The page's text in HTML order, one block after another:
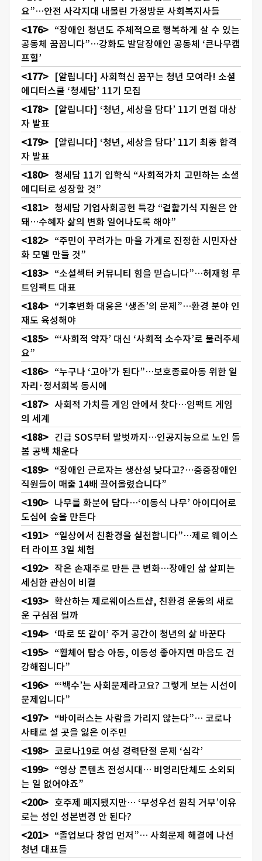
요”…안전 사각지대 내몰린 가정방문 사회복지사들
“장애인 청년도 주체적으로 행복하게 살 수 있는
공동체 꿈꿉니다”…강화도 발달장애인 공동체 ‘큰나무캠
프힐’
[알립니다] 사회혁신 꿈꾸는 청년 모여라! 소셜
에디터스쿨 ‘청세담’ 11기 모집
[알립니다] ‘청년, 세상을 담다’ 11기 면접 대상
자 발표
[알립니다] ‘청년, 세상을 담다’ 11기 최종 합격
자 발표
청세담 11기 입학식 “사회적가치 고민하는 소셜
에디터로 성장할 것”
청세담 기업사회공헌 특강 “겉핥기식 지원은 안
돼…수혜자 삶의 변화 일어나도록 해야”
“주민이 꾸려가는 마을 가게로 진정한 시민자산
화 모델 만들 것”
“소셜섹터 커뮤니티 힘을 믿습니다”…허재형 루
트임팩트 대표
“기후변화 대응은 ‘생존’의 문제”…환경 분야 인
재도 육성해야
“‘사회적 약자’ 대신 ‘사회적 소수자’로 불러주세
요”
“누구나 ‘고아’가 된다”…보호종료아동 위한 일
자리·정서회복 동시에
사회적 가치를 게임 안에서 찾다…임팩트 게임
의 세계
긴급 SOS부터 말벗까지…인공지능으로 노인 돌
봄 공백 채운다
“장애인 근로자는 생산성 낮다고?…중증장애인
직원들이 매출 14배 끌어올렸습니다”
나무를 화분에 담다…‘이동식 나무’ 아이디어로
도심에 숲을 만든다
“일상에서 친환경을 실천합니다”…제로 웨이스
터 라이프 3일 체험
작은 손재주로 만든 큰 변화…장애인 삶 살피는
세심한 관심이 비결
확산하는 제로웨이스트샵, 친환경 운동의 새로
운 구심점 될까
‘따로 또 같이’ 주거 공간이 청년의 삶 바꾼다
“휠체어 탑승 아동, 이동성 좋아지면 마음도 건
강해집니다”
“‘백수’는 사회문제라고요? 그렇게 보는 시선이
문제입니다”
“바이러스는 사람을 가리지 않는다”… 코로나
사태로 설 곳을 잃은 이주민
코로나19로 여성 경력단절 문제 ‘심각’
“영상 콘텐츠 전성시대… 비영리단체도 소외되
는 일 없어야죠”
호주제 폐지됐지만… ‘부성우선 원칙 거부’이유
로는 성인 성본변경 안 된다?
“졸업보다 창업 먼저”… 사회문제 해결에 나선
청년 대표들